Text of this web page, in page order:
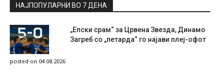
НАЈПОПУЛАРНИ ВО 7 ДЕНА
„Епски срам“ за Црвена Звезда, Динамо
Загреб со „петарда“ го најави плеј-офот
posted on 04.08.2026